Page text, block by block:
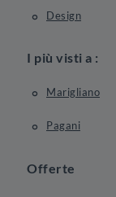
Design
I più visti a :
Marigliano
Pagani
Offerte